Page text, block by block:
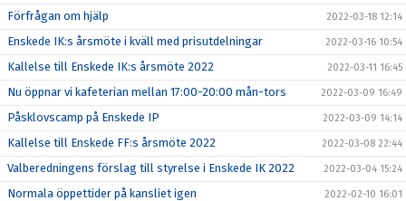
Förfrågan om hjälp 2022-03-18 12:14
Enskede IK:s årsmöte i kväll med prisutdelningar 2022-03-16 10:54
Kallelse till Enskede IK:s årsmöte 2022 2022-03-11 16:45
Nu öppnar vi kafeterian mellan 17:00-20:00 mån-tors 2022-03-09 16:49
Påsklovscamp på Enskede IP 2022-03-09 14:14
Kallelse till Enskede FF:s årsmöte 2022 2022-03-08 22:44
Valberedningens förslag till styrelse i Enskede IK 2022 2022-03-04 15:24
Normala öppettider på kansliet igen 2022-02-10 16:01